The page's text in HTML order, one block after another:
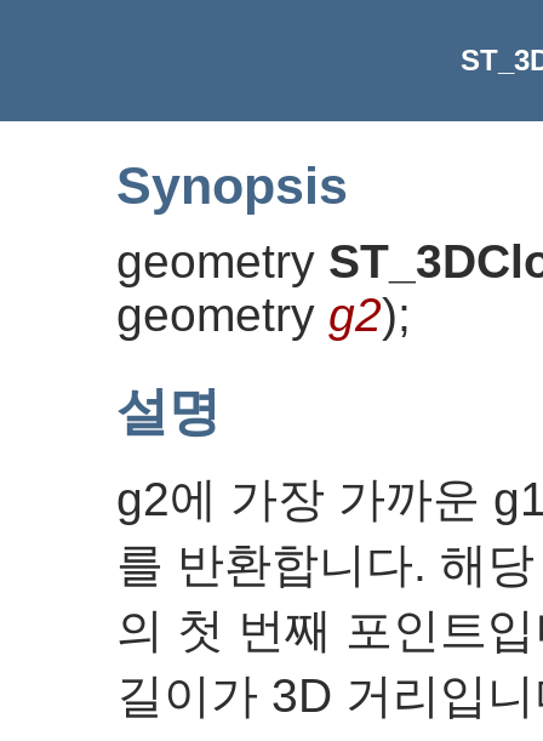
Synopsis
geometry
geometry g2);
설명
g2에 가장 가까운
를 반환합니다. 해
의 첫 번째 포인트
길이가 3D 거리입